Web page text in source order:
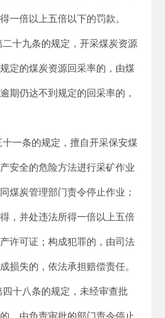
一倍以上五倍以下的罚款。
十九条的规定，开采煤炭资源
定的煤炭资源回采率的，由煤
期仍达不到规定的回采率的，
一条的规定，擅自开采保安煤
安全的危险方法进行采矿作业
煤炭管理部门责令停止作业；
，并处违法所得一倍以上五倍
许可证；构成犯罪的，由司法
损失的，依法承担赔偿责任。
四十八条的规定，未经审查批